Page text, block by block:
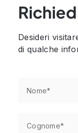
Desideri
di qualche